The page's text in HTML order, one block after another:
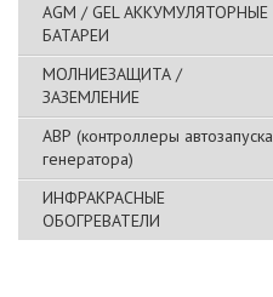
AGM / GEL АККУМУЛЯТОРНЫЕ
БАТАРЕИ
МОЛНИЕЗАЩИТА /
ЗАЗЕМЛЕНИЕ
АВР (контроллеры автозапуска
генератора)
ИНФРАКРАСНЫЕ
ОБОГРЕВАТЕЛИ